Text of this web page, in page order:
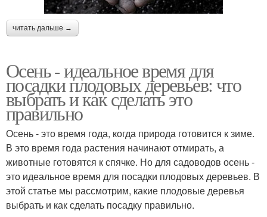
читать дальше →
Осень - идеальное время для
посадки плодовых деревьев: что
выбрать и как сделать это
правильно
Осень - это время года, когда природа готовится к зиме.
В это время года растения начинают отмирать, а
животные готовятся к спячке. Но для садоводов осень -
это идеальное время для посадки плодовых деревьев. В
этой статье мы рассмотрим, какие плодовые деревья
выбрать и как сделать посадку правильно.